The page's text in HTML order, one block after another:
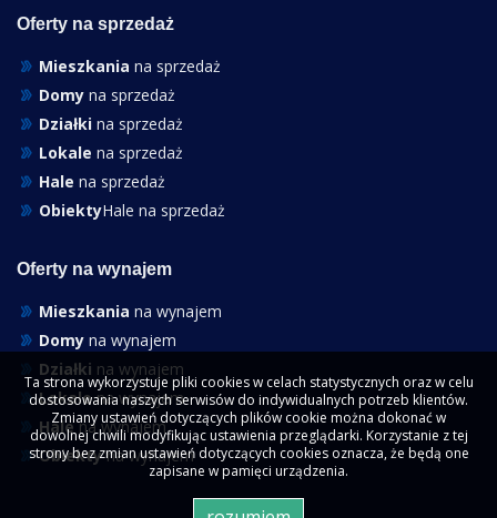
Oferty na sprzedaż
Mieszkania na sprzedaż
Domy na sprzedaż
Działki na sprzedaż
Lokale na sprzedaż
Hale na sprzedaż
ObiektyHale na sprzedaż
Oferty na wynajem
Mieszkania na wynajem
Domy na wynajem
Działki na wynajem
Lokalena wynajem
Halena wynajem
Obiektyna wynajem
Ta strona wykorzystuje pliki cookies w celach statystycznych oraz w celu
dostosowania naszych serwisów do indywidualnych potrzeb klientów.
Zmiany ustawień dotyczących plików cookie można dokonać w
dowolnej chwili modyfikując ustawienia przeglądarki. Korzystanie z tej
strony bez zmian ustawień dotyczących cookies oznacza, że będą one
zapisane w pamięci urządzenia.